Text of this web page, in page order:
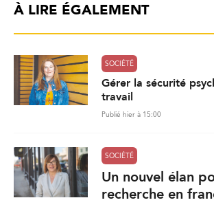
À LIRE ÉGALEMENT
SOCIÉTÉ
Gérer la sécurité
travail
Publié hier à 15:00
SOCIÉTÉ
Un nouvel élan
recherche en